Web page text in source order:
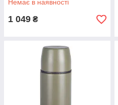
Немає в наявності
1 049 ₴